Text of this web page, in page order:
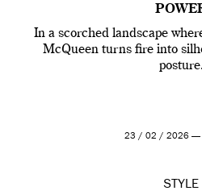
In a scorched landscape
McQueen turns fire into
posture.
23 / 02 / 2026 —
STYLE